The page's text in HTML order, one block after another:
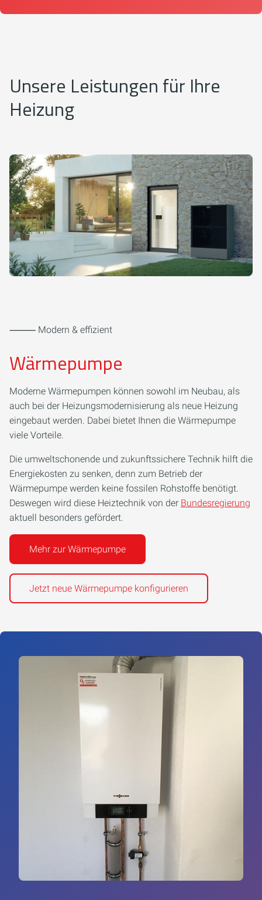
Unsere Leistungen für Ihre
Heizung
⸻ Modern & effizient
Wärmepumpe
Moderne Wärmepumpen können sowohl im Neubau, als
auch bei der Heizungsmodernisierung als neue Heizung
eingebaut werden. Dabei bietet Ihnen die Wärmepumpe
viele Vorteile.
Die umweltschonende und zukunftssichere Technik hilft die
Energiekosten zu senken, denn zum Betrieb der
Wärmepumpe werden keine fossilen Rohstoffe benötigt.
Deswegen wird diese Heiztechnik von der Bundesregierung
aktuell besonders gefördert.
Mehr zur Wärmepumpe
Jetzt neue Wärmepumpe konfigurieren